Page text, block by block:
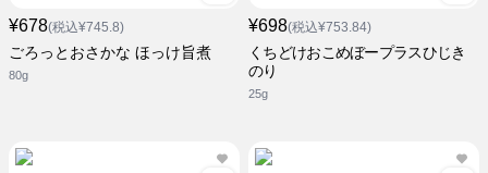
¥678(税込¥745.8)
ごろっとおさかな ほっけ旨煮
80g
¥698(税込¥753.84)
くちどけおこめぼープラスひじき
のり
25g